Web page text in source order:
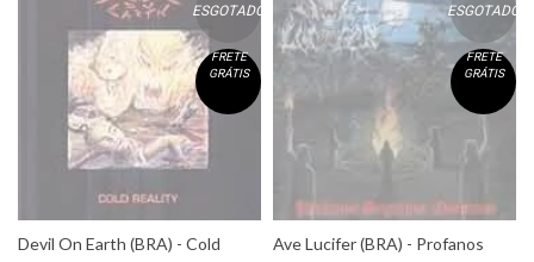
ESGOTADO
FRETE
GRÁTIS
Devil On Earth (BRA) - Cold
ESGOTADO
FRETE
GRÁTIS
Ave Lucifer (BRA) - Profanos